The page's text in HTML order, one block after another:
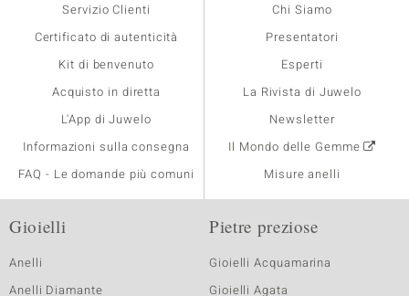
Servizio Clienti
Certificato di autenticità
Kit di benvenuto
Acquisto in diretta
L'App di Juwelo
Informazioni sulla consegna
FAQ - Le domande più comuni
Chi Siamo
Presentatori
Esperti
La Rivista di Juwelo
Newsletter
Il Mondo delle Gemme
Misure anelli
Gioielli
Anelli
Anelli Diamante
Pietre preziose
Gioielli Acquamarina
Gioielli Agata